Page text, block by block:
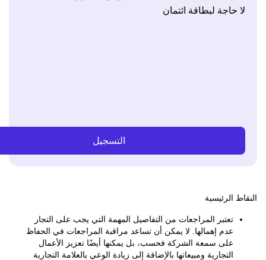
حاجة لبطاقة ائتمان
التسجيل
الرئيسية
تعتبر المراجعات من التفاصيل المهمة التي يجب على التجار
عدم إهمالها. لا يمكن أن تساعد مراقبة المراجعات في الحفاظ
على سمعة الشركة فحسب، بل يمكنها أيضًا تعزيز الأعمال
التجارية ومبيعاتها بالإضافة إلى زيادة الوعي بالعلامة التجارية